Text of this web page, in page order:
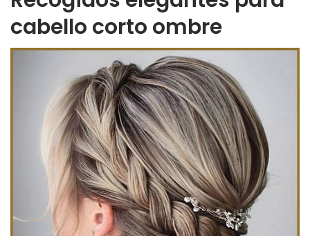
cabello corto ombre